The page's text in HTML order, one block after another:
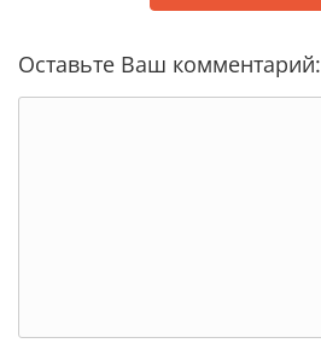
Оставьте Ваш комментарий: